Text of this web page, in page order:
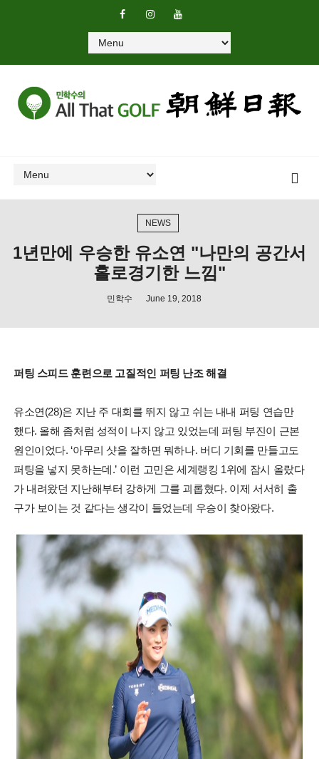
NEWS
1년만에 우승한 유소연 "나만의 공간서
홀로경기한 느낌"
민학수 June 19, 2018
퍼팅 스피드 훈련으로 고질적인 퍼팅 난조 해결
유소연(28)은 지난 주 대회를 뛰지 않고 쉬는 내내 퍼팅 연습만
했다. 올해 좀처럼 성적이 나지 않고 있었는데 퍼팅 부진이 근본
원인이었다. ‘아무리 샷을 잘하면 뭐하나. 버디 기회를 만들고도
퍼팅을 넣지 못하는데.’ 이런 고민은 세계랭킹 1위에 잠시 올랐다
가 내려왔던 지난해부터 강하게 그를 괴롭혔다. 이제 서서히 출
구가 보이는 것 같다는 생각이 들었는데 우승이 찾아왔다.